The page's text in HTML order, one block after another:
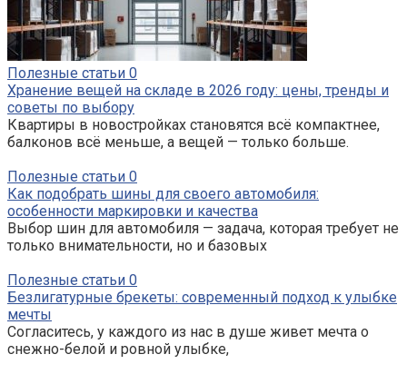
Полезные статьи 0
Хранение вещей на складе в 2026 году: цены, тренды и
советы по выбору
Квартиры в новостройках становятся всё компактнее,
балконов всё меньше, а вещей — только больше.
Полезные статьи 0
Как подобрать шины для своего автомобиля:
особенности маркировки и качества
Выбор шин для автомобиля — задача, которая требует не
только внимательности, но и базовых
Полезные статьи 0
Безлигатурные брекеты: современный подход к улыбке
мечты
Согласитесь, у каждого из нас в душе живет мечта о
снежно-белой и ровной улыбке,